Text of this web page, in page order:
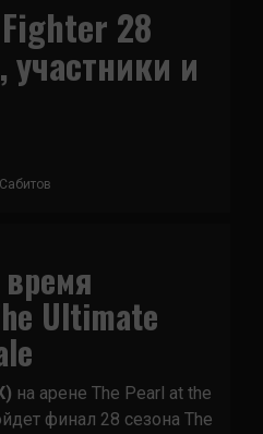
28
участники и
Ultimate
на арене The Pearl at the
финал 28 сезона The